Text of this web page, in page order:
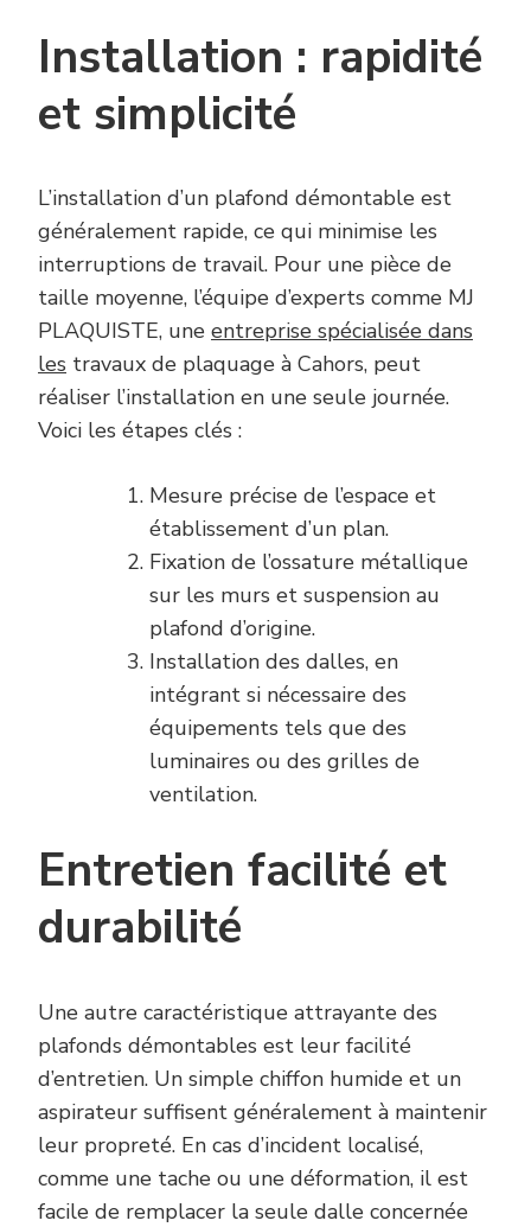
Installation : rapidité
et simplicité
L’installation d’un plafond démontable est
généralement rapide, ce qui minimise les
interruptions de travail. Pour une pièce de
taille moyenne, l’équipe d’experts comme MJ
PLAQUISTE, une entreprise spécialisée dans
les travaux de plaquage à Cahors, peut
réaliser l’installation en une seule journée.
Voici les étapes clés :
Mesure précise de l’espace et
établissement d’un plan.
Fixation de l’ossature métallique
sur les murs et suspension au
plafond d’origine.
Installation des dalles, en
intégrant si nécessaire des
équipements tels que des
luminaires ou des grilles de
ventilation.
Entretien facilité et
durabilité
Une autre caractéristique attrayante des
plafonds démontables est leur facilité
d’entretien. Un simple chiffon humide et un
aspirateur suffisent généralement à maintenir
leur propreté. En cas d’incident localisé,
comme une tache ou une déformation, il est
facile de remplacer la seule dalle concernée